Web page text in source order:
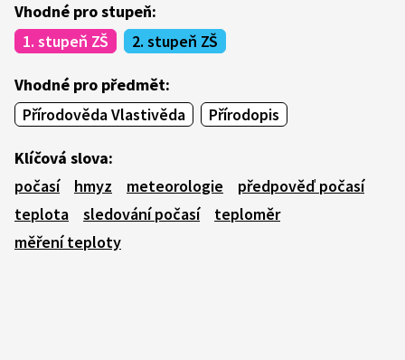
Vhodné pro stupeň:
1. stupeň ZŠ
2. stupeň ZŠ
Vhodné pro předmět:
Přírodověda Vlastivěda
Přírodopis
Klíčová slova:
počasí
hmyz meteorologie
předpověď počasí
teplota
sledování počasí
teploměr
měření teploty